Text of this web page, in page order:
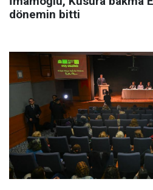
dönemin bitti